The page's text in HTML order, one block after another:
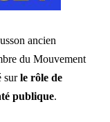
ancien
du Mouvement
surle rôle de
publique.